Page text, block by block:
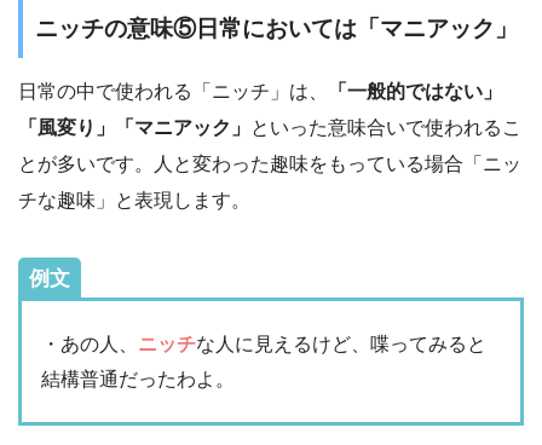
ニッチの意味⑤日常においては「マニアック」
日常の中で使われる「ニッチ」は、
「一般的ではない」
「風変り」「マニアック」 といった意味合いで使われるこ
とが多いです。人と変わった趣味をもっている場合「ニッ
チな趣味」と表現します。
例文
・あの人、 ニッチな人に見えるけど、喋ってみると
結構普通だったわよ。